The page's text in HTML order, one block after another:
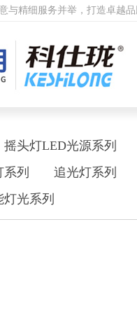
与精细服务并举，打造卓越品
摇头灯LED光源系列
列
追光灯系列
灯光系列